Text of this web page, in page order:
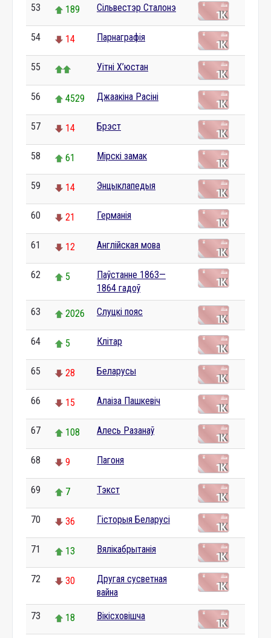
53 189 Сільвестэр Сталонэ
54 14 Парнаграфія
55 Уітні Х’юстан
56 4529 Джаакіна Расіні
57 14 Брэст
58 61 Мірскі замак
59 14 Энцыклапедыя
60 21 Германія
61 12 Англійская мова
62 5
Паўстанне 1863—
1864 гадоў
63 2026 Слуцкі пояс
64 5 Клітар
65 28 Беларусы
66 15 Алаіза Пашкевіч
67 108 Алесь Разанаў
68 9 Пагоня
69 7 Тэкст
70 36 Гісторыя Беларусі
71 13 Вялікабрытанія
72 30
Другая сусветная
вайна
73 18 Вікісховішча